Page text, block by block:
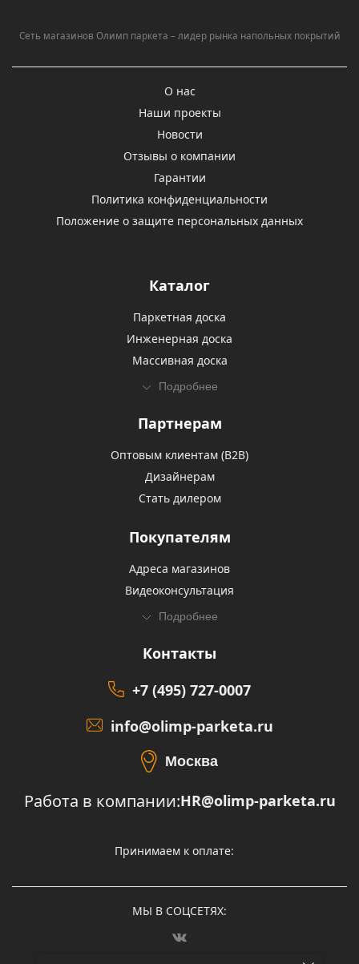
Сеть магазинов Олимп паркета – лидер рынка напольных покрытий
О нас
Наши проекты
Новости
Отзывы о компании
Гарантии
Политика конфиденциальности
Положение о защите персональных данных
Каталог
Паркетная доска
Инженерная доска
Массивная доска
Подробнее
Партнерам
Оптовым клиентам (В2В)
Дизайнерам
Стать дилером
Покупателям
Адреса магазинов
Видеоконсультация
Подробнее
Контакты
+7 (495) 727-0007
info@olimp-parketa.ru
Москва
Работа в компании:HR@olimp-parketa.ru
Принимаем к оплате:
МЫ В СОЦСЕТЯХ: